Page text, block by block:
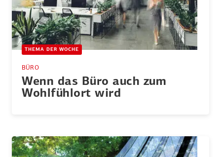
THEMA DER WOCHE
BÜRO
Wenn das Büro auch zum
Wohlfühlort wird